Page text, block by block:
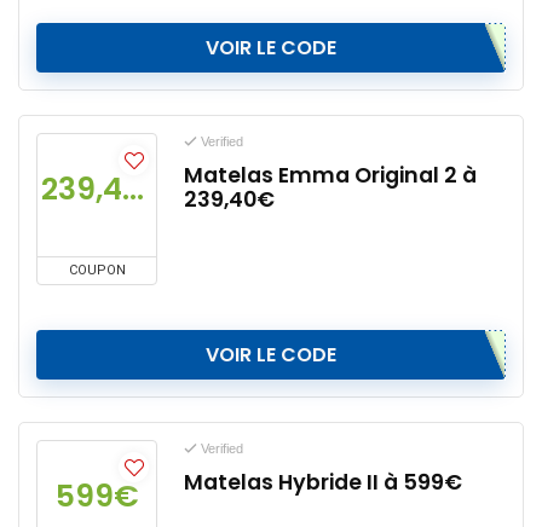
VOIR LE CODE
239,40€
COUPON
Verified
Matelas Emma Original 2 à
239,40€
VOIR LE CODE
599€
Verified
Matelas Hybride II à 599€